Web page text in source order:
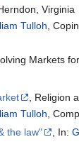
Virginia
Tulloh ,
Markets
, Religion
Tulloh ,
the law" , In: